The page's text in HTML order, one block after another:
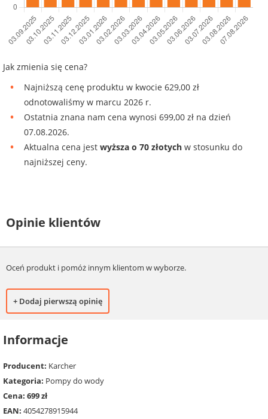
Jak zmienia się cena?
Najniższą cenę produktu w kwocie 629,00 zł
odnotowaliśmy w marcu 2026 r.
Ostatnia znana nam cena wynosi 699,00 zł na dzień
07.08.2026.
Aktualna cena jest wyższa o 70 złotych w stosunku do
najniższej ceny.
Opinie klientów
Oceń produkt i pomóż innym klientom w wyborze.
+ Dodaj pierwszą opinię
Informacje
Producent: Karcher
Kategoria: Pompy do wody
Cena: 699 zł
EAN: 4054278915944